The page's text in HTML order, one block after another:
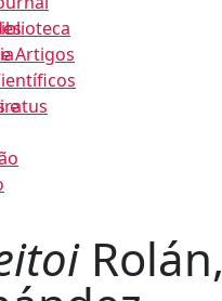
e
Artigos
Rolán,